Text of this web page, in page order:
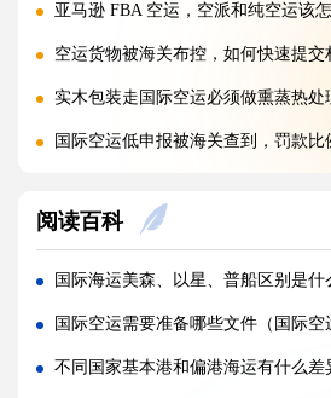
亚马逊 FBA 空运，空派和纯空运该怎么选择?(
空运货物被海关布控，如何快速提交材料申诉
实木包装走国际空运必须做熏蒸热处理吗（
国际空运低申报被海关查到，罚款比例是多少
国内哪些港口是国际空运主流始发机场（
什么是泡货、重货，国际空运分别怎么定价
国际空运直达与中转航班，该如何选择（
国际空运客机和全货机分别适合运什么货物（
阅读百科
国际海运美森、以星、普船区别是什么（不清
国际空运需要准备哪些文件（国际空
不同国家基本港和偏港海运有什么差异（